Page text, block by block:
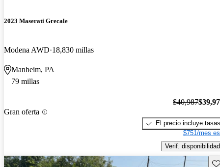
2023 Maserati Grecale
Modena AWD 18,830 millas
Manheim, PA
79 millas
Gran oferta
$40,987
El precio incluye tasas
$751/mes
Verif. disponibilidad